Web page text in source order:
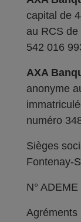
capital de
au RCS
542 016
AXA
anonyme
numéro
Sièges
Fontenay-
N°
Agréments